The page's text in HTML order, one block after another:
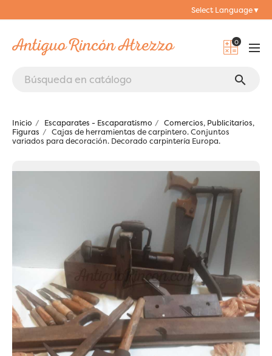
Select Language▼
0
search
Inicio Escaparates - Escaparatismo
Comercios, Publicitarios,
Figuras
Cajas de herramientas de carpintero. Conjuntos
variados para decoración. Decorado carpintería Europa.